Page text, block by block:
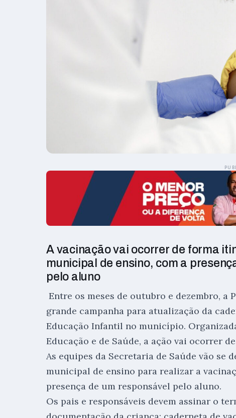
A vacinação vai ocorrer de forma
municipal de ensino, com a
pelo aluno
Entre os meses de outubro e dezembro,
grande campanha para atualização da
Educação Infantil no município.
Educação e de Saúde, a ação vai ocorrer
As equipes da Secretaria de Saúde vão se
municipal de ensino para realizar a
presença de um responsável pelo aluno.
Os pais e responsáveis devem assinar o